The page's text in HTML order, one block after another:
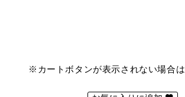
※カートボタンが表示されない場合は